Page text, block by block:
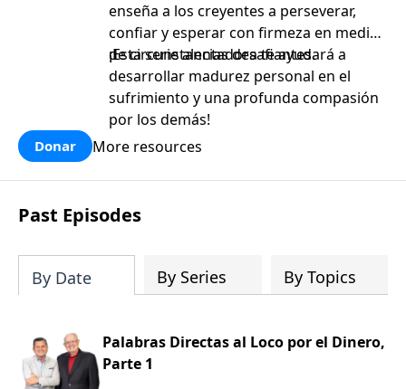
enseña a los creyentes a perseverar,
confiar y esperar con firmeza en medio
de circunstancias desafiantes.
¡Esta serie alentadora te ayudará a
desarrollar madurez personal en el
sufrimiento y una profunda compasión
por los demás!
Donar More resources
Past Episodes
By Date By Series By Topics
Palabras Directas al Loco por el Dinero,
Parte 1